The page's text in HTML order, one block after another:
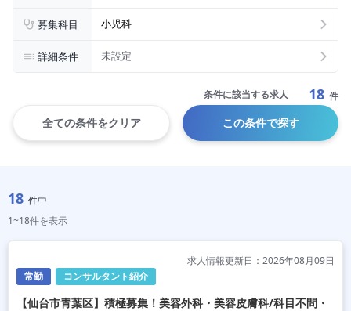
募集科目 小児科
詳細条件 未設定
条件に該当する求人 18 件
全ての条件をクリア この条件で探す
18 件中
1~18件を表示
常勤 コンサルタント紹介
求人情報更新日：2026年08月09日
【仙台市青葉区】積極募集！美容外科・美容皮膚科/科目不問・